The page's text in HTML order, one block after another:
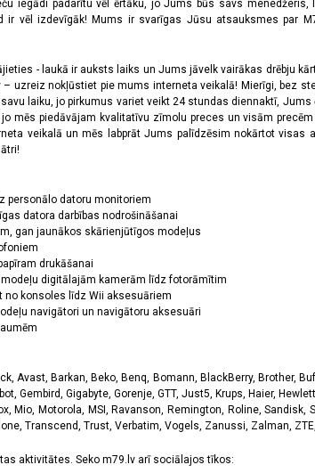
iegādi padarītu vēl ērtāku, jo Jums būs savs
vēl izdevīgāk! Mums ir svarīgas Jūsu atsauksmes par
- laukā ir auksts laiks un Jums jāvelk vairākas drēbju
uzreiz nokļūstiet pie mums interneta veikalā! Mierīgi, bez
laiku, jo pirkumus variet veikt 24 stundas diennaktī,
mēs piedāvājam kvalitatīvu zīmolu preces un visām
veikalā un mēs labprāt Jums palīdzēsim nokārtot
personālo datoru monitoriem
datora darbības nodrošināšanai
gan jaunākos skārienjūtīgos modeļus
drukāšanai
digitālajām kamerām līdz fotorāmītim
konsoles līdz Wii aksesuāriem
navigātori un navigātoru aksesuāri
Avast, Barkan, Beko, Benq, Bomann, BlackBerry, Brother,
Gembird, Gigabyte, Gorenje, GTT, Just5, Krups, Haier,
Mio, Motorola, MSI, Ravanson, Remington, Roline, Sandisk,
Transcend, Trust, Verbatim, Vogels, Zanussi, Zalman,
aktivitātes. Seko m79.lv arī sociālajos tīkos: